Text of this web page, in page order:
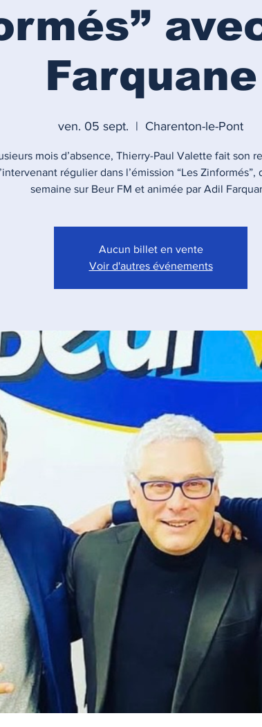
Farquane
ven. 05 sept.
  |
Charenton-le-Pont
mois d’absence, Thierry-Paul Valette fait son
régulier dans l’émission “Les
semaine sur Beur FM et animée par Adil
Aucun billet en vente
Voir d'autres événements